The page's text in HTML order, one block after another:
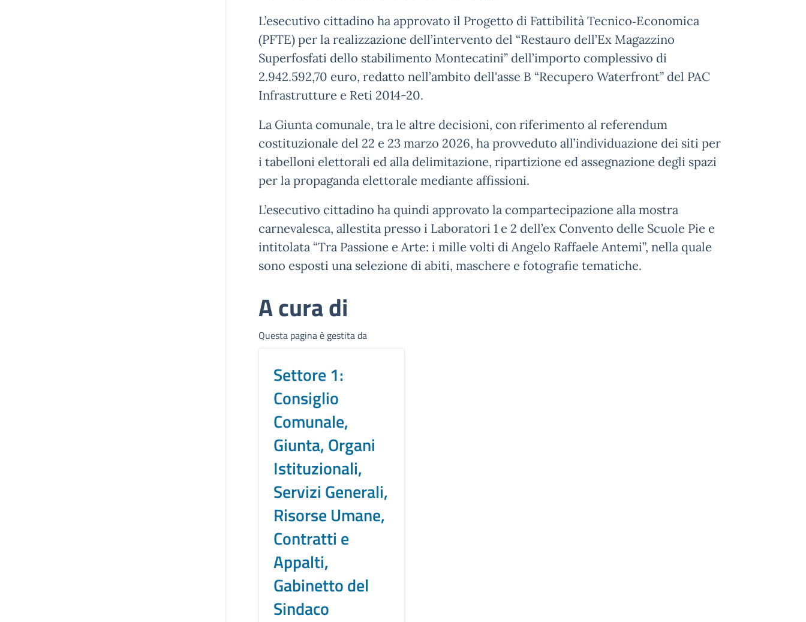
L’esecutivo cittadino ha approvato il Progetto di Fattibilità Tecnico‑Economica
(PFTE) per la realizzazione dell’intervento del “Restauro dell’Ex Magazzino
Superfosfati dello stabilimento Montecatini” dell’importo complessivo di
2.942.592,70 euro, redatto nell’ambito dell'asse B “Recupero Waterfront” del PAC
Infrastrutture e Reti 2014-20.
La Giunta comunale, tra le altre decisioni, con riferimento al referendum
costituzionale del 22 e 23 marzo 2026, ha provveduto all’individuazione dei siti per
i tabelloni elettorali ed alla delimitazione, ripartizione ed assegnazione degli spazi
per la propaganda elettorale mediante affissioni.
L’esecutivo cittadino ha quindi approvato la compartecipazione alla mostra
carnevalesca, allestita presso i Laboratori 1 e 2 dell’ex Convento delle Scuole Pie e
intitolata “Tra Passione e Arte: i mille volti di Angelo Raffaele Antemi”, nella quale
sono esposti una selezione di abiti, maschere e fotografie tematiche.
A cura di
Questa pagina è gestita da
Settore 1:
Consiglio
Comunale,
Giunta, Organi
Istituzionali,
Servizi Generali,
Risorse Umane,
Contratti e
Appalti,
Gabinetto del
Sindaco